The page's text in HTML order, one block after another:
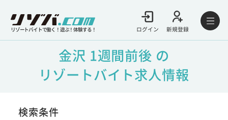
リゾートバイトで働く！遊ぶ！体験する！ ログイン 新規登録
金沢 1週間前後 の
リゾートバイト求人情報
検索条件